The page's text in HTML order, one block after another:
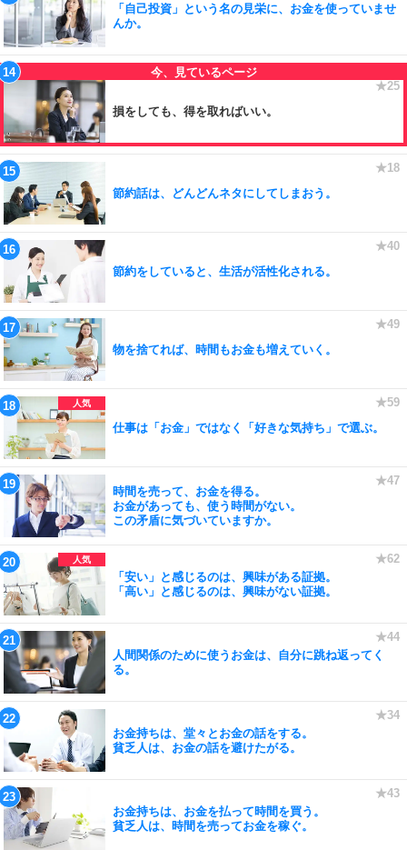
「自己投資」という名の見栄に、お金を使っていませ
んか。
損をしても、得を取ればいい。
節約話は、どんどんネタにしてしまおう。
節約をしていると、生活が活性化される。
物を捨てれば、時間もお金も増えていく。
仕事は「お金」ではなく「好きな気持ち」で選ぶ。
時間を売って、お金を得る。
お金があっても、使う時間がない。
この矛盾に気づいていますか。
「安い」と感じるのは、興味がある証拠。
「高い」と感じるのは、興味がない証拠。
人間関係のために使うお金は、自分に跳ね返ってく
る。
お金持ちは、堂々とお金の話をする。
貧乏人は、お金の話を避けたがる。
お金持ちは、お金を払って時間を買う。
貧乏人は、時間を売ってお金を稼ぐ。